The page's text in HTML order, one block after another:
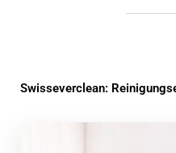
Swisseverclean: